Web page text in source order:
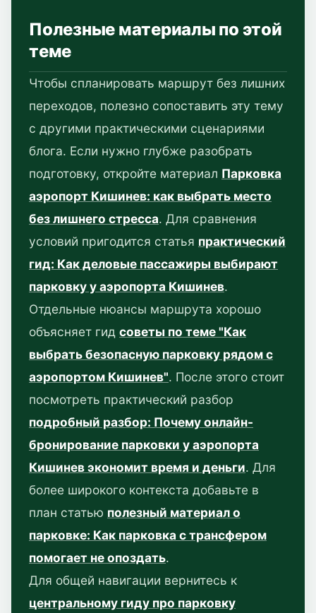
Полезные материалы по этой
теме
Чтобы спланировать маршрут без лишних
переходов, полезно сопоставить эту тему
с другими практическими сценариями
блога. Если нужно глубже разобрать
подготовку, откройте материал Парковка
аэропорт Кишинев: как выбрать место
без лишнего стресса. Для сравнения
условий пригодится статья практический
гид: Как деловые пассажиры выбирают
парковку у аэропорта Кишинев.
Отдельные нюансы маршрута хорошо
объясняет гид советы по теме "Как
выбрать безопасную парковку рядом с
аэропортом Кишинев". После этого стоит
посмотреть практический разбор
подробный разбор: Почему онлайн-
бронирование парковки у аэропорта
Кишинев экономит время и деньги. Для
более широкого контекста добавьте в
план статью полезный материал о
парковке: Как парковка с трансфером
помогает не опоздать.
Для общей навигации вернитесь к
центральному гиду про парковку